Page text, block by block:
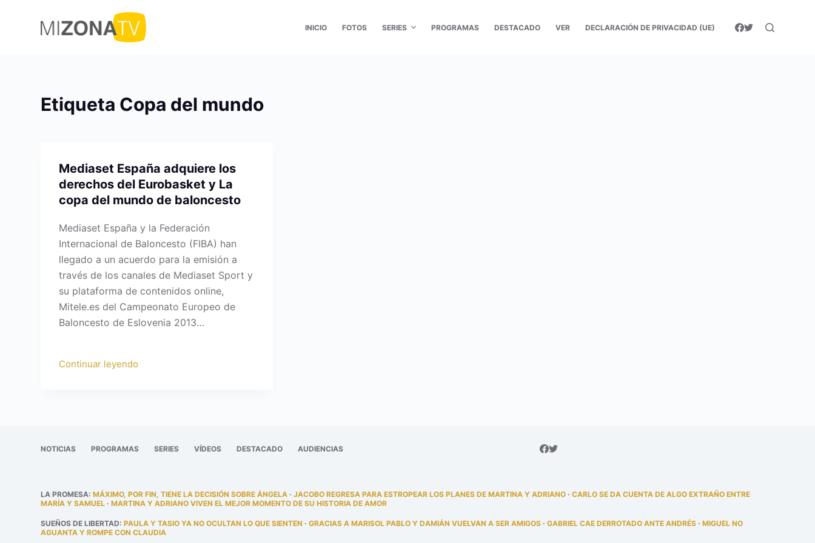
INICIO FOTOS SERIES PROGRAMAS DESTACADO VER DECLARACIÓN DE PRIVACIDAD (UE)
Etiqueta Copa del mundo
Mediaset España adquiere los
derechos del Eurobasket y La
copa del mundo de baloncesto
Mediaset España y la Federación
Internacional de Baloncesto (FIBA) han
llegado a un acuerdo para la emisión a
través de los canales de Mediaset Sport y
su plataforma de contenidos online,
Mitele.es del Campeonato Europeo de
Baloncesto de Eslovenia 2013…
Continuar leyendo
NOTICIAS PROGRAMAS SERIES VÍDEOS DESTACADO AUDIENCIAS
LA PROMESA:MÁXIMO, POR FIN, TIENE LA DECISIÓN SOBRE ÁNGELA ·JACOBO REGRESA PARA ESTROPEAR LOS PLANES DE MARTINA Y ADRIANO ·CARLO SE DA CUENTA DE ALGO EXTRAÑO ENTRE
MARÍA Y SAMUEL ·MARTINA Y ADRIANO VIVEN EL MEJOR MOMENTO DE SU HISTORIA DE AMOR
SUEÑOS DE LIBERTAD:PAULA Y TASIO YA NO OCULTAN LO QUE SIENTEN ·GRACIAS A MARISOL PABLO Y DAMIÁN VUELVAN A SER AMIGOS ·GABRIEL CAE DERROTADO ANTE ANDRÉS ·MIGUEL NO
AGUANTA Y ROMPE CON CLAUDIA